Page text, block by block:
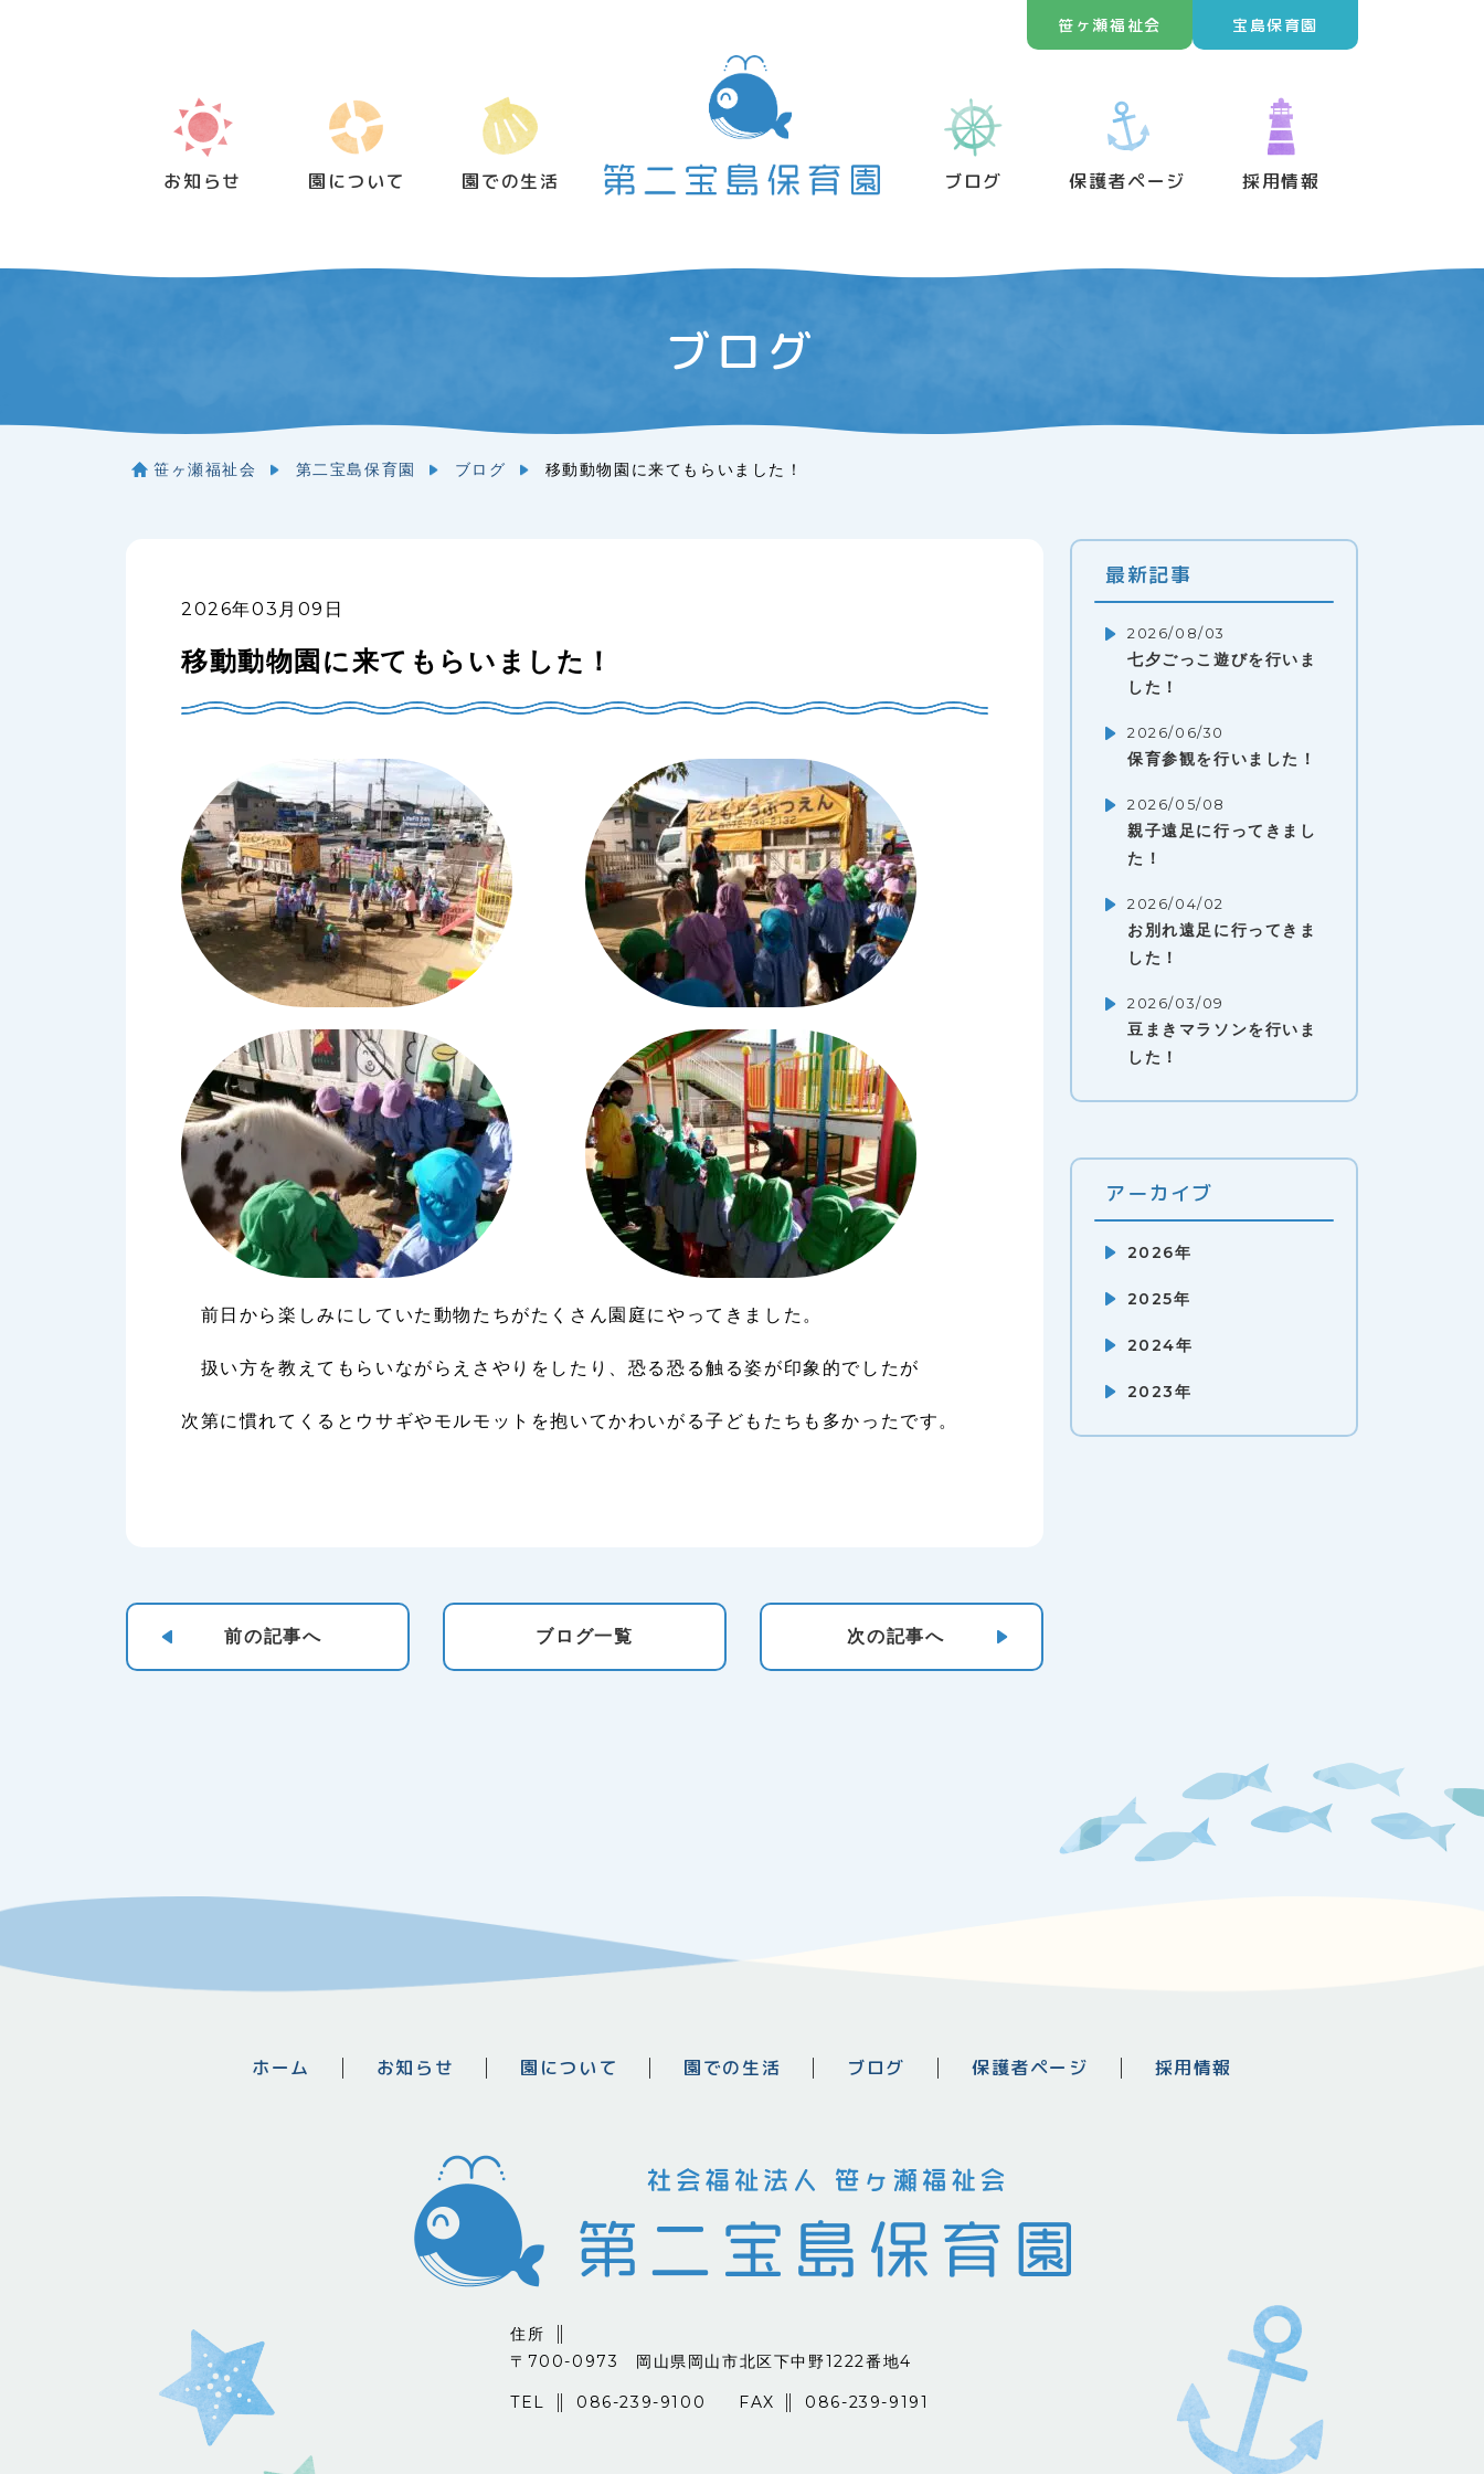
お知らせ 園について 園での生活 ブログ 保護者ページ 採用情報
笹ヶ瀬福祉会 宝島保育園
ブログ
笹ヶ瀬福祉会 第二宝島保育園 ブログ 移動動物園に来てもらいました！
2026年03月09日
移動動物園に来てもらいました！
前日から楽しみにしていた動物たちがたくさん園庭にやってきました。
扱い方を教えてもらいながらえさやりをしたり、恐る恐る触る姿が印象的でしたが
次第に慣れてくるとウサギやモルモットを抱いてかわいがる子どもたちも多かったです。
前の記事へ ブログ一覧 次の記事へ
最新記事
2026/08/03
七夕ごっこ遊びを行いま
した！
2026/06/30
保育参観を行いました！
2026/05/08
親子遠足に行ってきまし
た！
2026/04/02
お別れ遠足に行ってきま
した！
2026/03/09
豆まきマラソンを行いま
した！
アーカイブ
2026年
2025年
2024年
2023年
ホーム お知らせ 園について 園での生活 ブログ 保護者ページ 採用情報
住所
〒700-0973 岡山県岡山市北区下中野1222番地4
TEL 086-239-9100 FAX 086-239-9191